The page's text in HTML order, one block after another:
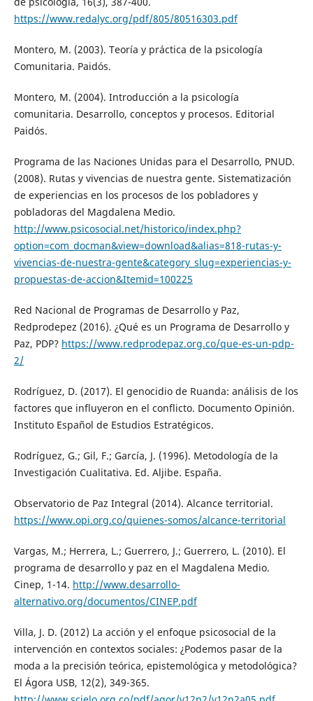
https://www.redalyc.org/pdf/805/80516303.pdf
Montero, M. (2003). Teoría y práctica de la psicología
Comunitaria. Paidós.
Montero, M. (2004). Introducción a la psicología
comunitaria. Desarrollo, conceptos y procesos. Editorial
Paidós.
Programa de las Naciones Unidas para el Desarrollo, PNUD.
(2008). Rutas y vivencias de nuestra gente. Sistematización
de experiencias en los procesos de los pobladores y
pobladoras del Magdalena Medio.
http://www.psicosocial.net/historico/index.php?
option=com_docman&view=download&alias=818-rutas-y-
vivencias-de-nuestra-gente&category_slug=experiencias-y-
propuestas-de-accion&Itemid=100225
Red Nacional de Programas de Desarrollo y Paz,
Redprodepez (2016). ¿Qué es un Programa de Desarrollo y
Paz, PDP? https://www.redprodepaz.org.co/que-es-un-pdp-
2/
Rodríguez, D. (2017). El genocidio de Ruanda: análisis de los
factores que influyeron en el conflicto. Documento Opinión.
Instituto Español de Estudios Estratégicos.
Rodríguez, G.; Gil, F.; García, J. (1996). Metodología de la
Investigación Cualitativa. Ed. Aljibe. España.
Observatorio de Paz Integral (2014). Alcance territorial.
https://www.opi.org.co/quienes-somos/alcance-territorial
Vargas, M.; Herrera, L.; Guerrero, J.; Guerrero, L. (2010). El
programa de desarrollo y paz en el Magdalena Medio.
Cinep, 1-14. http://www.desarrollo-
alternativo.org/documentos/CINEP.pdf
Villa, J. D. (2012) La acción y el enfoque psicosocial de la
intervención en contextos sociales: ¿Podemos pasar de la
moda a la precisión teórica, epistemológica y metodológica?
El Ágora USB, 12(2), 349-365.